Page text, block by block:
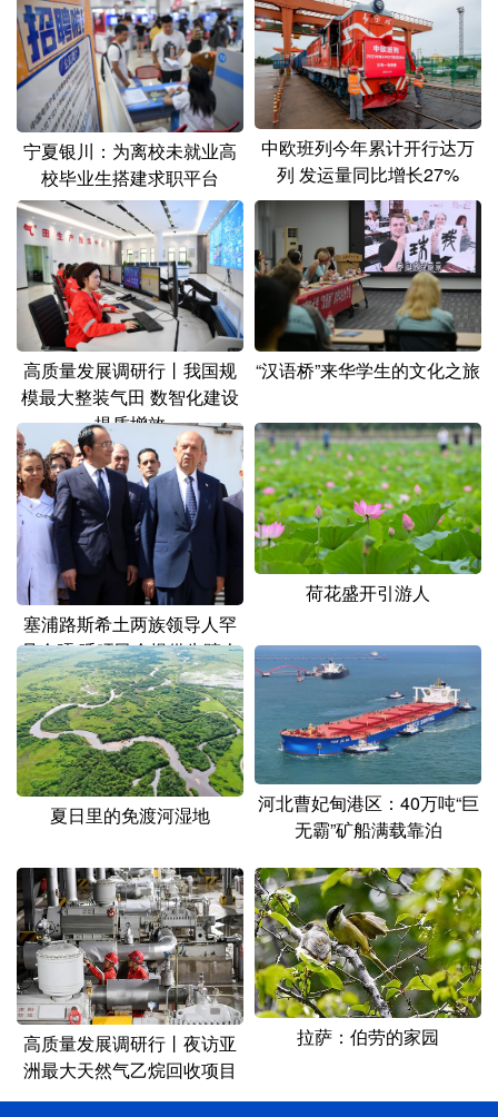
辽宁 吉林 上海 江苏
浙江 安徽 福建 江西
山东 河南 湖北 湖南
广东 广西 海南 重庆
四川 贵州 西藏
陕西 甘肃 青海 宁夏
新疆 内蒙古 黑龙江
多语种频道
English Español Français عربى
Русский язык 日本語 한국어
Deutsch Português
宁夏银川：为离校未就业高
校毕业生搭建求职平台
中欧班列今年累计开行达万
列 发运量同比增长27%
高质量发展调研行丨我国规
模最大整装气田 数智化建设
提质增效
“汉语桥”来华学生的文化之旅
塞浦路斯希土两族领导人罕
见会晤 呼吁民众提供失踪人
员线索
荷花盛开引游人
夏日里的免渡河湿地
河北曹妃甸港区：40万吨“巨
无霸”矿船满载靠泊
高质量发展调研行丨夜访亚
洲最大天然气乙烷回收项目
拉萨：伯劳的家园